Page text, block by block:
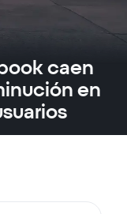
caen
en